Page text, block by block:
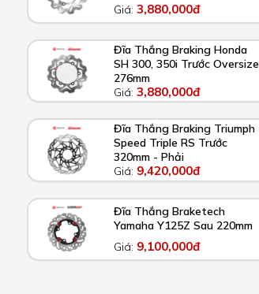
Giá:3,880,000đ
Đĩa Thắng Braking Honda
SH 300, 350i Trước Oversize
276mm
Giá:3,880,000đ
Đĩa Thắng Braking Triumph
Speed Triple RS Trước
320mm - Phải
Giá: 9,420,000đ
Đĩa Thắng Braketech
Yamaha Y125Z Sau 220mm
Giá: 9,100,000đ